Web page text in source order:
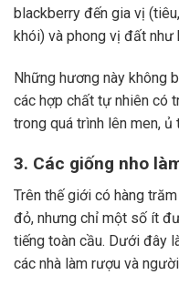
blackberry đến gia vị
khói) và phong vị đất như
Những hương này không
các hợp chất tự nhiên có
trong quá trình lên men, ủ
3. Các giống nho
Trên thế giới có hàng
đỏ, nhưng chỉ một số ít
tiếng toàn cầu. Dưới đây
các nhà làm rượu và